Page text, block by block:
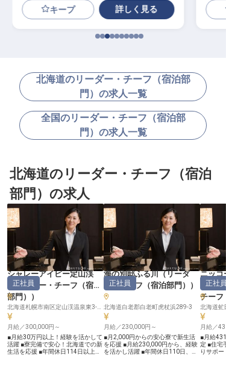
キープ 詳しく見る
北海道のリーダー・チーフ（宿泊部
門）の求人一覧
全国のリーダー・チーフ（宿泊部
門）の求人一覧
北海道のリーダー・チーフ（宿泊
部門）の求人
シャレーアイビー定山渓
（リーダー・チーフ（宿泊
部門）
）
正社員
月給／300,000円～
■月給30万円以上！経験を活かして
活躍 ■寮完備で安心！北海道での新
生活を応援 ■年間休日114日以上！
海の別邸ふる川（リーダ
ー・チーフ（宿泊部門）
）
正社員
北海道白老郡白老町虎杖浜289-3
月給／230,000円～
■月2,000円からの安心寮で新生活
を応援 ■月給230,000円から、経験
を活かし活躍 ■年間休日110日、心
ニッコ
チーフ
正社員
月給／
■月給
定 ■住宅
りサポ